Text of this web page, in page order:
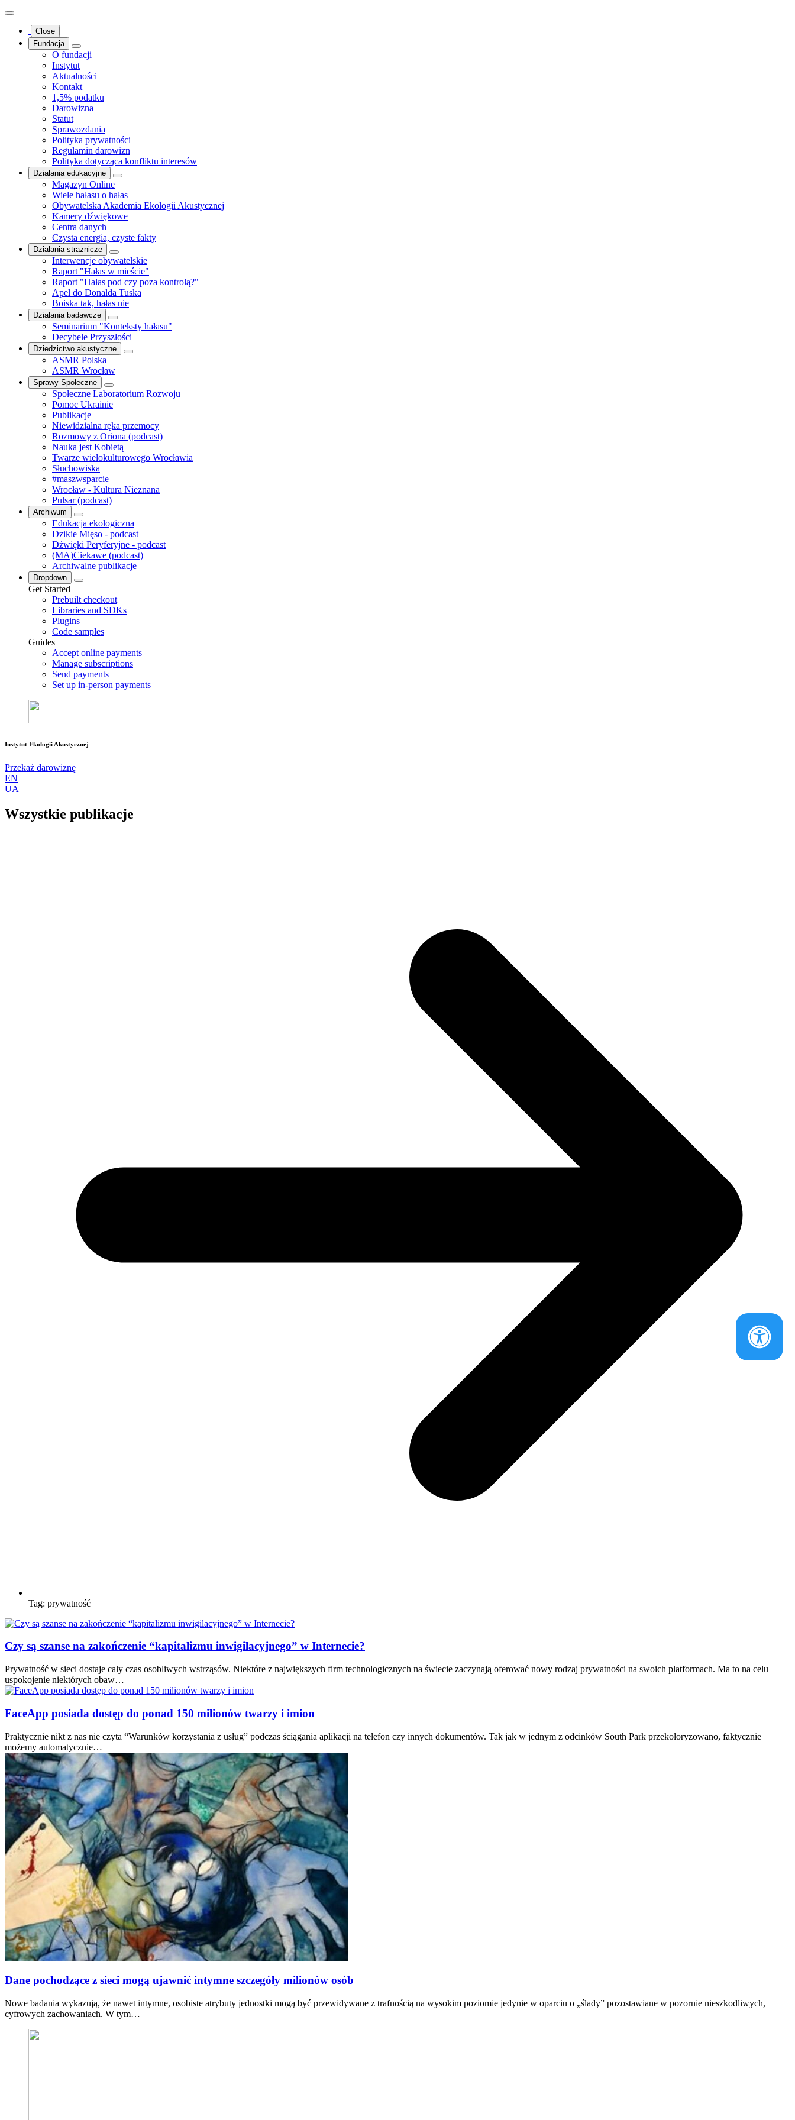
Close
Fundacja
O fundacji
Instytut
Aktualności
Kontakt
1,5% podatku
Darowizna
Statut
Sprawozdania
Polityka prywatności
Regulamin darowizn
Polityka dotycząca konfliktu interesów
Działania edukacyjne
Magazyn Online
Wiele hałasu o hałas
Obywatelska Akademia Ekologii Akustycznej
Kamery dźwiękowe
Centra danych
Czysta energia, czyste fakty
Działania strażnicze
Interwencje obywatelskie
Raport "Hałas w mieście"
Raport "Hałas pod czy poza kontrolą?"
Apel do Donalda Tuska
Boiska tak, hałas nie
Działania badawcze
Seminarium "Konteksty hałasu"
Decybele Przyszłości
Dziedzictwo akustyczne
ASMR Polska
ASMR Wrocław
Sprawy Społeczne
Społeczne Laboratorium Rozwoju
Pomoc Ukrainie
Publikacje
Niewidzialna ręka przemocy
Rozmowy z Oriona (podcast)
Nauka jest Kobietą
Twarze wielokulturowego Wrocławia
Słuchowiska
#maszwsparcie
Wrocław - Kultura Nieznana
Pulsar (podcast)
Archiwum
Edukacja ekologiczna
Dzikie Mięso - podcast
Dźwięki Peryferyjne - podcast
(MA)Ciekawe (podcast)
Archiwalne publikacje
Dropdown
Get Started
Prebuilt checkout
Libraries and SDKs
Plugins
Code samples
Guides
Accept online payments
Manage subscriptions
Send payments
Set up in-person payments
Instytut Ekologii Akustycznej
Przekaż darowiznę
EN
UA
Wszystkie publikacje
Tag: prywatność
Czy są szanse na zakończenie “kapitalizmu inwigilacyjnego” w Internecie?
Prywatność w sieci dostaje cały czas osobliwych wstrząsów. Niektóre z największych firm technologicznych na świecie zaczynają oferować nowy rodzaj prywatności na swoich platformach. Ma to na celu
uspokojenie niektórych obaw…
FaceApp posiada dostęp do ponad 150 milionów twarzy i imion
Praktycznie nikt z nas nie czyta “Warunków korzystania z usług” podczas ściągania aplikacji na telefon czy innych dokumentów. Tak jak w jednym z odcinków South Park przekoloryzowano, faktycznie
możemy automatycznie…
Dane pochodzące z sieci mogą ujawnić intymne szczegóły milionów osób
Nowe badania wykazują, że nawet intymne, osobiste atrybuty jednostki mogą być przewidywane z trafnością na wysokim poziomie jedynie w oparciu o „ślady” pozostawiane w pozornie nieszkodliwych,
cyfrowych zachowaniach. W tym…